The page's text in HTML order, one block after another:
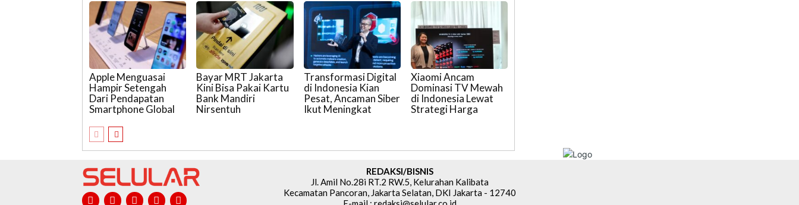
Apple Menguasai
Hampir Setengah
Dari Pendapatan
Smartphone Global
Bayar MRT Jakarta
Kini Bisa Pakai Kartu
Bank Mandiri
Nirsentuh
Transformasi Digital
di Indonesia Kian
Pesat, Ancaman Siber
Ikut Meningkat
Xiaomi Ancam
Dominasi TV Mewah
di Indonesia Lewat
Strategi Harga
REDAKSI/BISNIS
Jl. Amil No.28i RT.2 RW.5, Kelurahan Kalibata
Kecamatan Pancoran, Jakarta Selatan, DKI Jakarta - 12740